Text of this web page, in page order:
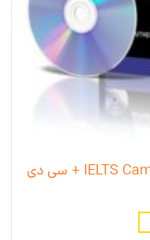
کتاب آیلتس کمبریج 13 IELTS Cambridge + سی دی